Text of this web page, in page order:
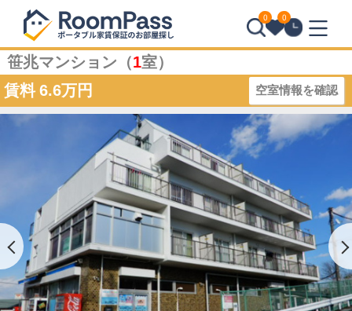
0 0
笹兆マンション（1室）
賃料 6.6万円 空室情報を確認